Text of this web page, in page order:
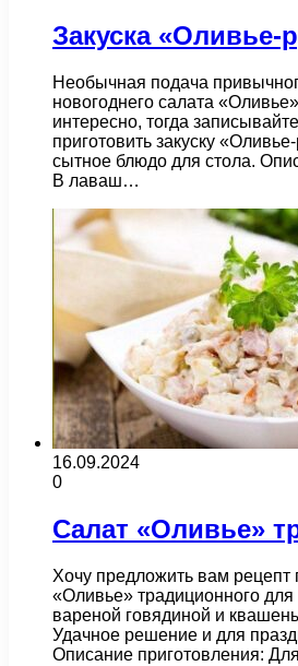
Закуска «Оливье-
Необычная подача
новогоднего салата
интересно, тогда
приготовить закуску
сытное блюдо для стола.
В лаваш…
16.09.2024
0
Салат «Оливье»
Хочу предложить вам рецепт
«Оливье» традиционного
вареной говядиной и
Удачное решение и для
Описание приготовления: